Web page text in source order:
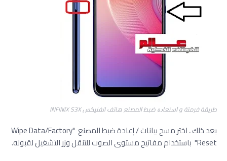
ﻃﺮﻳﻘﺔ فرمتة و ﺍﺳﺘﻌﺎﺩﺓ ﺿﺒﻂ ﺍﻟﻤﺼﻨﻊ هاتف انفنيكس INFINIX S3X
بعد ذلك ، اختر مسح بيانات / إعادة ضبط المصنع "Wipe Data/Factory
Reset" باستخدام مفاتيح مستوى الصوت للتنقل وزر التشغيل لقبوله.